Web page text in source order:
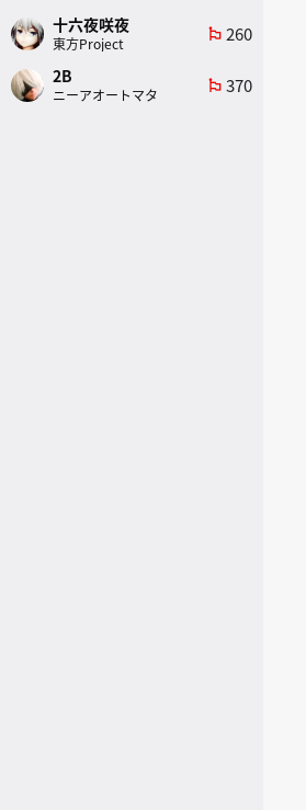
十六夜咲夜
東方Project
emoji_flags 260
2B
ニーアオートマタ
emoji_flags 370